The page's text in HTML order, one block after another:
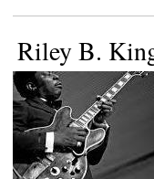
Riley B.